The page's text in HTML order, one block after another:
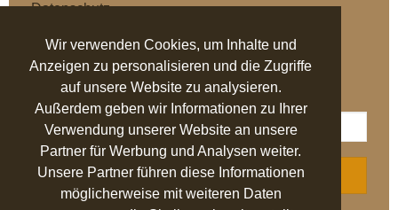
Wir verwenden Cookies, um Inhalte und
Anzeigen zu personalisieren und die Zugriffe
auf unsere Website zu analysieren.
Außerdem geben wir Informationen zu Ihrer
Verwendung unserer Website an unsere
Partner für Werbung und Analysen weiter.
Unsere Partner führen diese Informationen
möglicherweise mit weiteren Daten
Datenschutz
NEWSLETTER
ABONNIEREN